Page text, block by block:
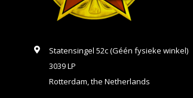
Statensingel 52c (Géén fysieke winkel)
3039 LP
Rotterdam, the Netherlands